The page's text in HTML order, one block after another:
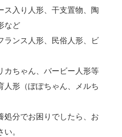
ス入り人形、干支置物、陶
など
ランス人形、民俗人形、ビ
カちゃん、バービー人形等
人形（ぽぽちゃん、メルち
処分でお困りでしたら、お
。